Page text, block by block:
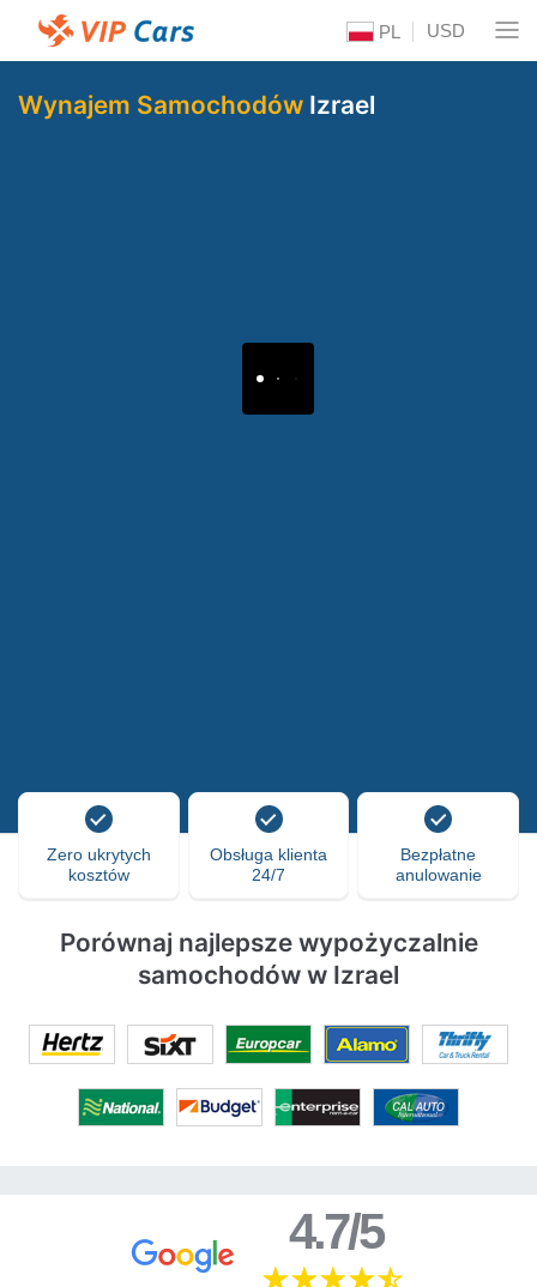
PL USD
Wynajem Samochodów Izrael
Zero ukrytych
kosztów
Obsługa klienta
24/7
Bezpłatne
anulowanie
Porównaj najlepsze wypożyczalnie
samochodów w Izrael
4.7/5